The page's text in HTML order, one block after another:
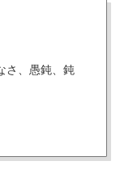
さ、愚鈍、鈍